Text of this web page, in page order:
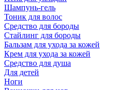
Шампунь-гель
Тоник для волос
Средство для бороды
Стайлинг для бороды
Бальзам для ухода за кожей
Крем для ухода за кожей
Средство для душа
Для детей
Ноги